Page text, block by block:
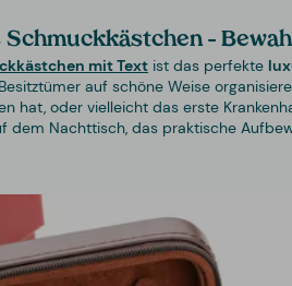
–
mit Text ist das perfekte
auf schöne Weise
hat, oder vielleicht das erste
dem Nachttisch, das praktische